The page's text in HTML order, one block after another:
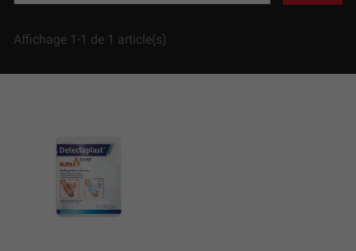
Affichage 1-1 de 1 article(s)